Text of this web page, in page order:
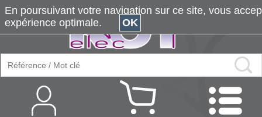
En poursuivant votre navigation sur ce site, vous
expérience optimale.
OK